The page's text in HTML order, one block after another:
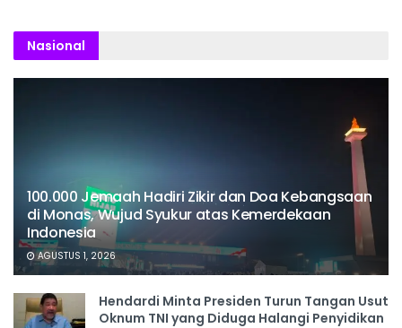
Nasional
100.000 Jemaah Hadiri Zikir dan Doa Kebangsaan
di Monas, Wujud Syukur atas Kemerdekaan
Indonesia
AGUSTUS 1, 2026
Hendardi Minta Presiden Turun Tangan Usut
Oknum TNI yang Diduga Halangi Penyidikan